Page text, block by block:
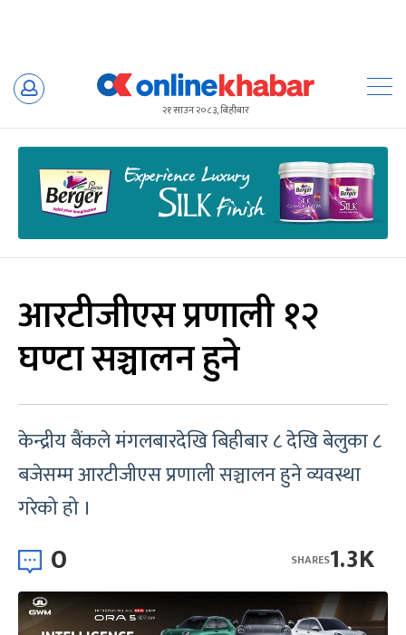
Skip
२१ साउन २०८३, बिहीबार
आरटीजीएस प्रणाली १२
घण्टा सञ्चालन हुने
केन्द्रीय बैंकले मंगलबारदेखि बिहीबार ८ देखि बेलुका ८
बजेसम्म आरटीजीएस प्रणाली सञ्चालन हुने व्यवस्था
गरेको हो ।
0 1.3K
SHARES